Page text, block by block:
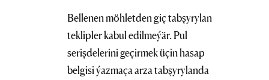
Bellenen möhletden giç tabşyrylan
teklipler kabul edilmeýär. Pul
serişdelerini geçirmek üçin hasap
belgisi ýazmaça arza tabşyrylanda